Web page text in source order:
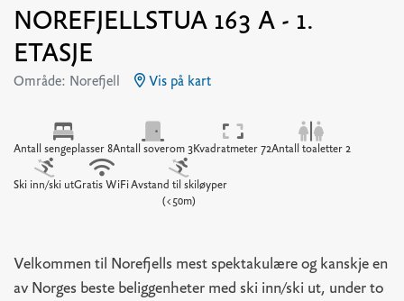
NOREFJELLSTUA 163 A - 1.
ETASJE
Område: Norefjell Vis på kart
Antall sengeplasser 8Antall soverom 3Kvadratmeter 72Antall toaletter 2
Ski inn/ski utGratis WiFiAvstand til skiløyper
(<50m)
Velkommen til Norefjells mest spektakulære og kanskje en
av Norges beste beliggenheter med ski inn/ski ut, under to